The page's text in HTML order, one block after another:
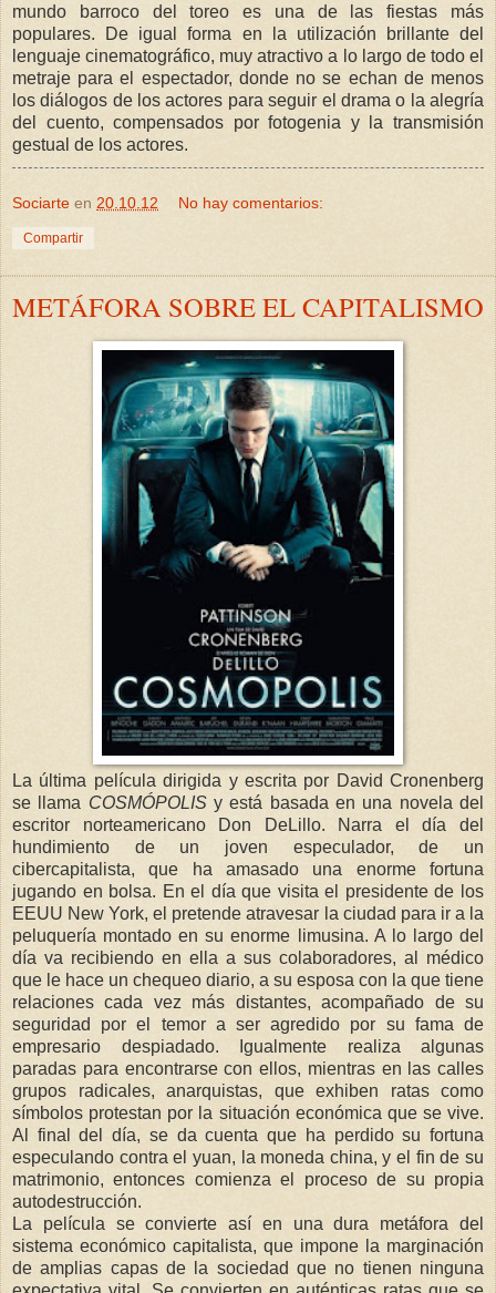
mundo barroco del toreo es una de las fiestas más
populares. De igual forma en la utilización brillante del
lenguaje cinematográfico, muy atractivo a lo largo de todo el
metraje para el espectador, donde no se echan de menos
los diálogos de los actores para seguir el drama o la alegría
del cuento, compensados por fotogenia y la transmisión
gestual de los actores.
Sociarte en 20.10.12 No hay comentarios:
Compartir
METÁFORA SOBRE EL CAPITALISMO
La última película dirigida y escrita por David Cronenberg
se llama COSMÓPOLISy está basada en una novela del
escritor norteamericano Don DeLillo. Narra el día del
hundimiento de un joven especulador, de un
cibercapitalista, que ha amasado una enorme fortuna
jugando en bolsa. En el día que visita el presidente de los
EEUU New York, el pretende atravesar la ciudad para ir a la
peluquería montado en su enorme limusina. A lo largo del
día va recibiendo en ella a sus colaboradores, al médico
que le hace un chequeo diario, a su esposa con la que tiene
relaciones cada vez más distantes, acompañado de su
seguridad por el temor a ser agredido por su fama de
empresario despiadado. Igualmente realiza algunas
paradas para encontrarse con ellos, mientras en las calles
grupos radicales, anarquistas, que exhiben ratas como
símbolos protestan por la situación económica que se vive.
Al final del día, se da cuenta que ha perdido su fortuna
especulando contra el yuan, la moneda china, y el fin de su
matrimonio, entonces comienza el proceso de su propia
autodestrucción.
La película se convierte así en una dura metáfora del
sistema económico capitalista, que impone la marginación
de amplias capas de la sociedad que no tienen ninguna